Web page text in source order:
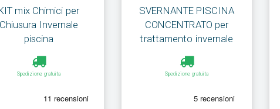
mix Chimici per
Chiusura Invernale
piscina
Spedizione gratuita
SVERNANTE PISCINA
CONCENTRATO per
trattamento invernale
Spedizione gratuita